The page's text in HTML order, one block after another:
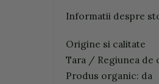
Informatii despre
Origine si calitate
Tara / Regiunea
Produs organic: da